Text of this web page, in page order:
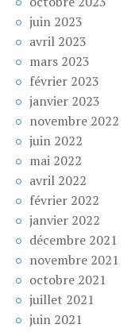
juin 2023
avril 2023
mars 2023
février 2023
janvier 2023
novembre 2022
juin 2022
mai 2022
avril 2022
février 2022
janvier 2022
décembre 2021
novembre 2021
octobre 2021
juillet 2021
juin 2021